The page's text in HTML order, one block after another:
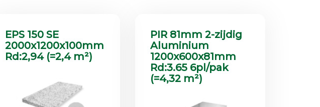
EPS 150 SE
2000x1200x100mm
Rd:2,94 (=2,4 m²)
PIR 81mm 2-zijdig
Aluminium
1200x600x81mm
Rd:3.65 6pl/pak
(=4,32 m²)